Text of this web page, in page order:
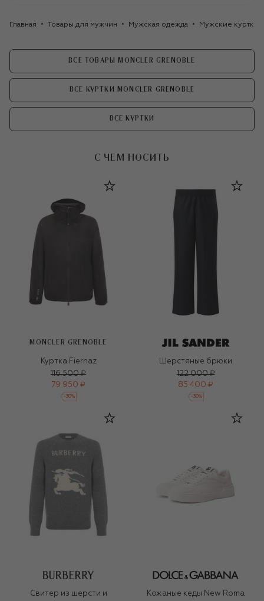
Главная Товары для мужчин Мужская одежда Мужские куртки
ВСЕ ТОВАРЫ MONCLER GRENOBLE
ВСЕ КУРТКИ MONCLER GRENOBLE
ВСЕ КУРТКИ
С ЧЕМ НОСИТЬ
MONCLER GRENOBLE
Куртка Fiernaz
116 500 ₽
79 950 ₽
-30%
Шерстяные брюки
122 000 ₽
85 400 ₽
-30%
Свитер из шерсти и
Кожаные кеды New Roma